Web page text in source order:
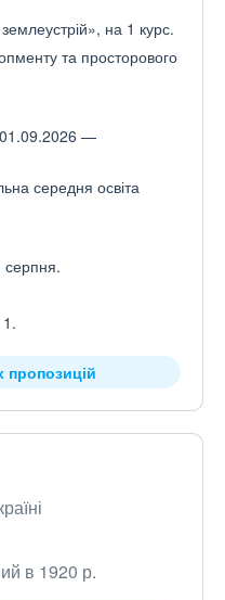
на 1 курс.
та просторового
—
середня освіта
пропозицій
в 1920 р.